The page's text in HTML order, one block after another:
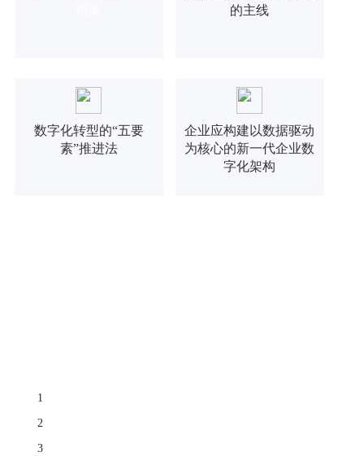
的主线
数字化转型的“五要
素”推进法
企业应构建以数据驱动
为核心的新一代企业数
字化架构
1
2
3